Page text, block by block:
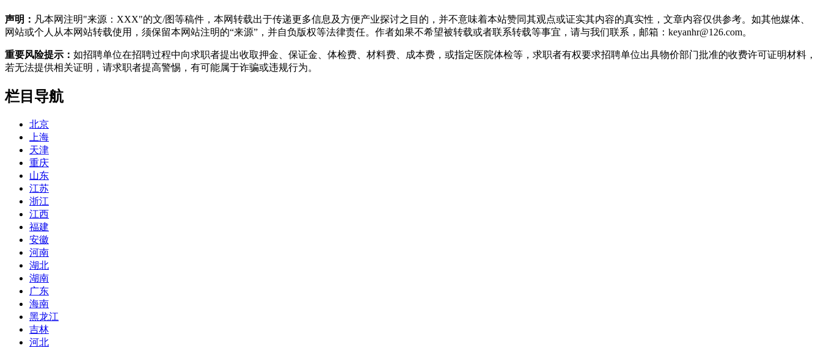
声明： 凡本网注明"来源：XXX"的文/图等稿件，本网转载出于传递更多信息及方便产业探讨之目的，并不意味着本站赞同其观点或证实其内容的真实性，文章内容仅供参考。如其他媒体、
网站或个人从本网站转载使用，须保留本网站注明的“来源”，并自负版权等法律责任。作者如果不希望被转载或者联系转载等事宜，请与我们联系，邮箱：keyanhr@126.com。
重要风险提示： 如招聘单位在招聘过程中向求职者提出收取押金、保证金、体检费、材料费、成本费，或指定医院体检等，求职者有权要求招聘单位出具物价部门批准的收费许可证明材料，
若无法提供相关证明，请求职者提高警惕，有可能属于诈骗或违规行为。
栏目导航
北京
上海
天津
重庆
山东
江苏
浙江
江西
福建
安徽
河南
湖北
湖南
广东
海南
黑龙江
吉林
河北